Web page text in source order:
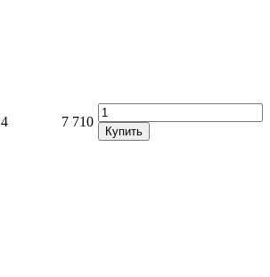
4 7 710
Купить